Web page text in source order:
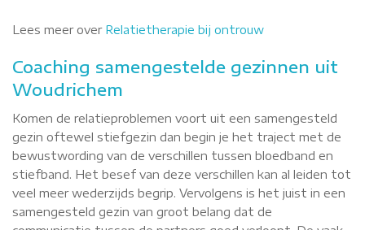
Lees meer over Relatietherapie bij ontrouw
Coaching samengestelde gezinnen uit
Woudrichem
Komen de relatieproblemen voort uit een samengesteld
gezin oftewel stiefgezin dan begin je het traject met de
bewustwording van de verschillen tussen bloedband en
stiefband. Het besef van deze verschillen kan al leiden tot
veel meer wederzijds begrip. Vervolgens is het juist in een
samengesteld gezin van groot belang dat de